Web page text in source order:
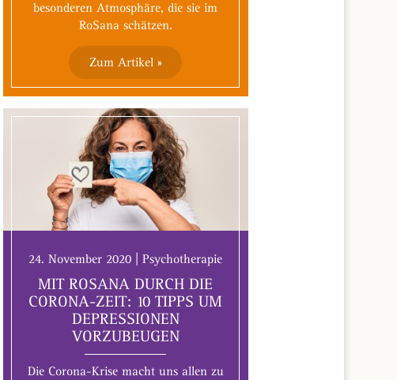
besonderen Atmosphäre, die sie im
RoSana schätzen.
Zum Artikel »
24. November 2020 | Psychotherapie
MIT ROSANA DURCH DIE
CORONA-ZEIT: 10 TIPPS UM
DEPRESSIONEN
VORZUBEUGEN
Die Corona-Krise macht uns allen zu